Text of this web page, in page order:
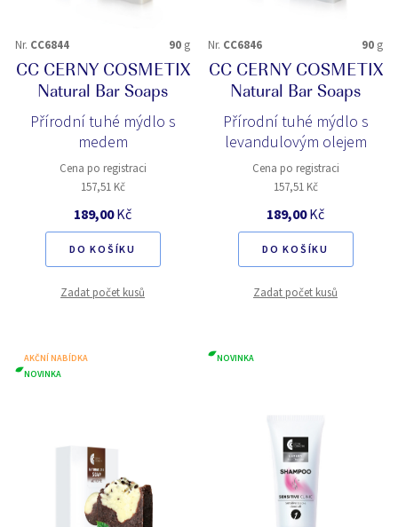
Nr. CC6844 90 g
CC CERNY COSMETIX
Natural Bar Soaps
Přírodní tuhé mýdlo s
medem
Cena po registraci
157,51 Kč
189,00Kč
DO KOŠÍKU
Zadat počet kusů
Nr. CC6846 90 g
CC CERNY COSMETIX
Natural Bar Soaps
Přírodní tuhé mýdlo s
levandulovým olejem
Cena po registraci
157,51 Kč
189,00Kč
DO KOŠÍKU
Zadat počet kusů
AKČNÍ NABÍDKA
NOVINKA
NOVINKA